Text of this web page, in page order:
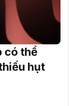
có thể
hụt